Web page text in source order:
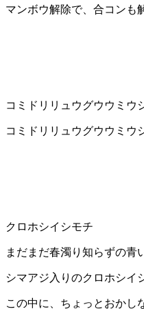
マンボウ解除で、合コンも
コミドリリュウグウウミウ
コミドリリュウグウウミウ
クロホシイシモチ
まだまだ春濁り知らずの青
シマアジ入りのクロホシイ
この中に、ちょっとおかし